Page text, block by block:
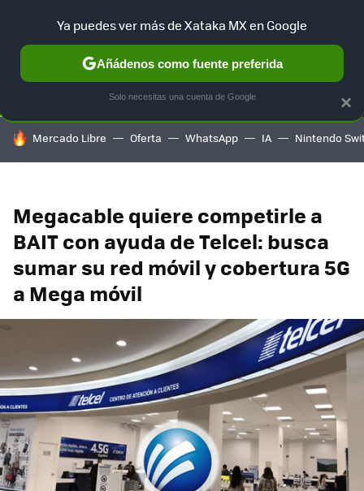
SELECCIÓN GAMING HOME AUTO TERRITORIO
HOY SE HABLA DE
Mercado Libre Oferta WhatsApp IA Nintendo
Megacable quiere competirle a
BAIT con ayuda de Telcel: busca
sumar su red móvil y cobertura 5G
a Mega móvil
×
Ya puedes ver más de Xataka MX en Google
Añádenos como fuente preferida
Solo necesitas una cuenta de Google